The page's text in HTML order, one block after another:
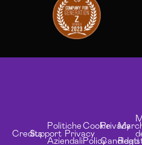
CreditsSupport
Politiche
Aziendali
Privacy
Cookie
Policy
Privacy
Candidati